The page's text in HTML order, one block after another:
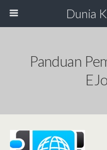
Dunia
Panduan